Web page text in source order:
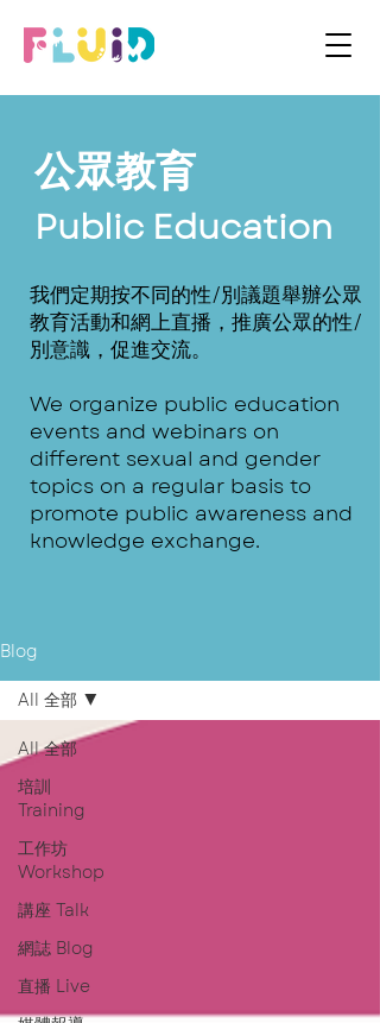
公眾教育​
​Public Education
我們定期按不同的性/別議題舉辦公眾
教育活動和網上直播，推廣公眾的性/
別意識，促進交流。
We organize public education
events and webinars on
different sexual and gender
topics on a regular basis to
promote public awareness and
knowledge exchange.
Blog
All 全部
培訓
Training
工作坊
Workshop
講座 Talk
網誌 Blog
直播 Live
All 全部